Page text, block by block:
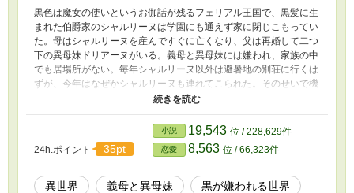
黒色は魔女の使いというお伽話が残るフェリアル王国で、黒髪に生
まれた伯爵家のシャルリーヌは学園にも通えず家に閉じこもってい
た。母はシャルリーヌを産んですぐに亡くなり、父は再婚して二つ
下の異母妹ドリアーヌがいる。義母と異母妹には嫌われ、家族の中
でも居場所がない。毎年シャルリーヌ以外は避暑地の別荘に行くは
ずが、今年はなぜかシャルリーヌも連れてこられた。そのせいで機
嫌が悪いドリアーヌに殺されかけ、逃げた先で知らない令息に助け
猫の姿になってしまっていた。多分、いつもよりもゆるーい感じの
作品になるはず。
24h.ポイント
35pt
小説 19,543 位 / 228,629件
恋愛 8,563 位 / 66,323件
異世界 義母と異母妹
黒が嫌われる世界